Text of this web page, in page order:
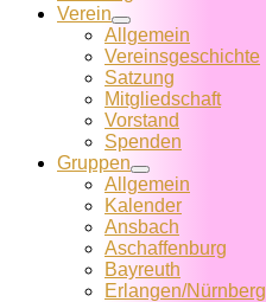
Verein
Allgemein
Vereins­geschichte
Satzung
Mitglied­schaft
Vorstand
Spenden
Gruppen
Allgemein
Kalender
Ansbach
Aschaffenburg
Bayreuth
Erlangen/Nürnberg